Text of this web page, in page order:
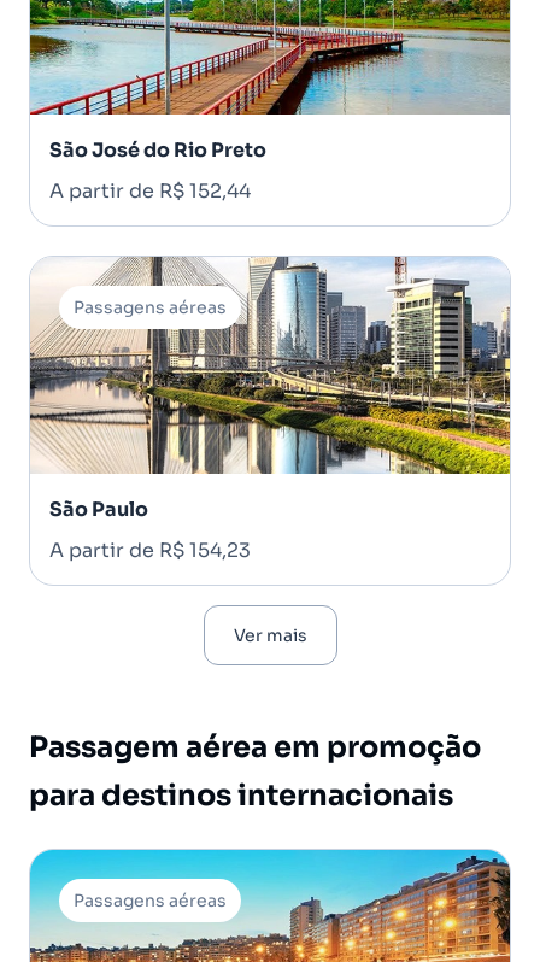
São José do Rio Preto
A partir de R$ 152,44
Passagens aéreas
São Paulo
A partir de R$ 154,23
Ver mais
Passagem aérea em promoção
para destinos internacionais
Passagens aéreas